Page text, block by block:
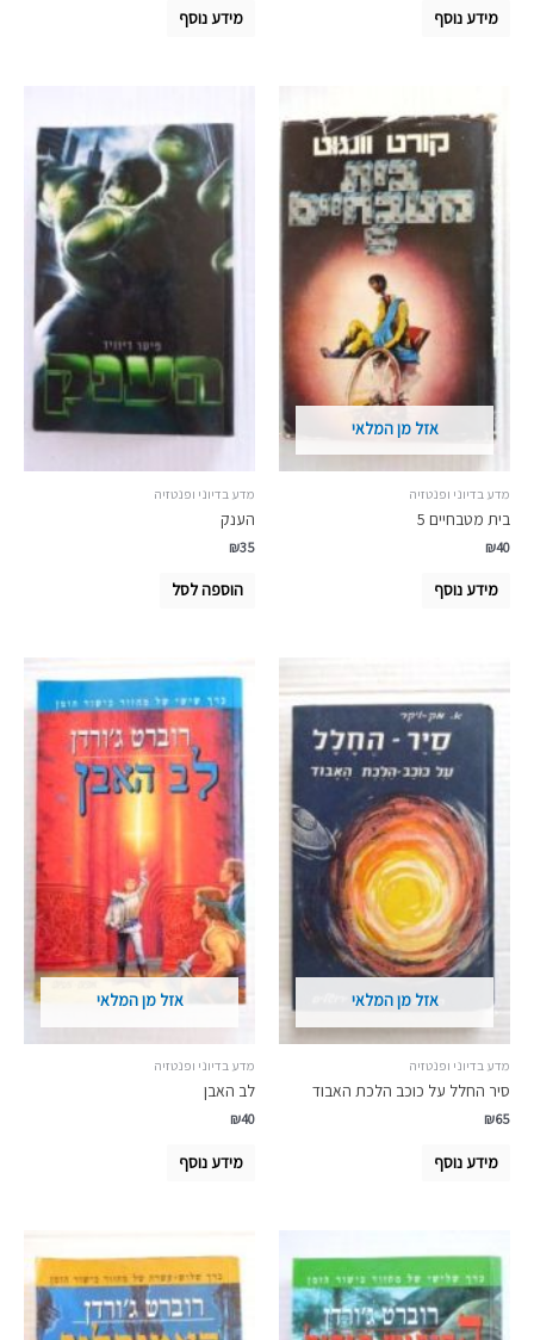
מידע נוסף מידע נוסף
אזל מן המלאי
מדע בדיוני ופנטזיה
בית מטבחיים 5
₪40
מידע נוסף
מדע בדיוני ופנטזיה
הענק
₪35
הוספה לסל
אזל מן המלאי
מדע בדיוני ופנטזיה
סיר החלל על כוכב הלכת האבוד
₪65
מידע נוסף
אזל מן המלאי
מדע בדיוני ופנטזיה
לב האבן
₪40
מידע נוסף